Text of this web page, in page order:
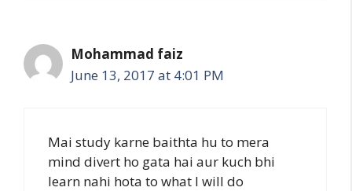
Mohammad faiz
June 13, 2017 at 4:01 PM
Mai study karne baithta hu to mera
mind divert ho gata hai aur kuch bhi
learn nahi hota to what I will do